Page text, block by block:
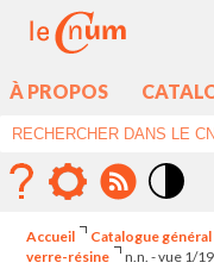
À PROPOS
élévé
Accueil Catalogue général
verre-résine
n.n. - vue 1/19